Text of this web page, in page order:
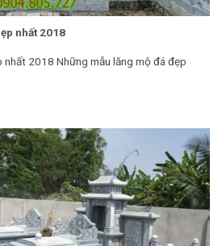
nhất 2018
nhất 2018 Những mẫu lăng mộ đá đẹp